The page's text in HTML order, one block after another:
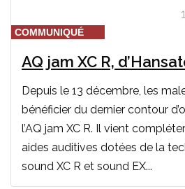
COMMUNIQUÉ
AQ jam XC R,
Depuis le 13 décembre, les
bénéficier du dernier contour
l’AQ jam XC R. Il vient
aides auditives dotées de la
sound XC R et sound EX...